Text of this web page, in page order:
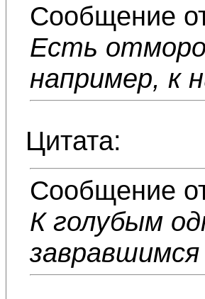
Сообщение
Есть
например, к
Цитата:
Сообщение
К голубым